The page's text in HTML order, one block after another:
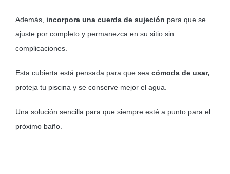
Además, incorpora una cuerda de sujeción para que se
ajuste por completo y permanezca en su sitio sin
complicaciones.
Esta cubierta está pensada para que sea cómoda de usar,
proteja tu piscina y se conserve mejor el agua.
Una solución sencilla para que siempre esté a punto para el
próximo baño.